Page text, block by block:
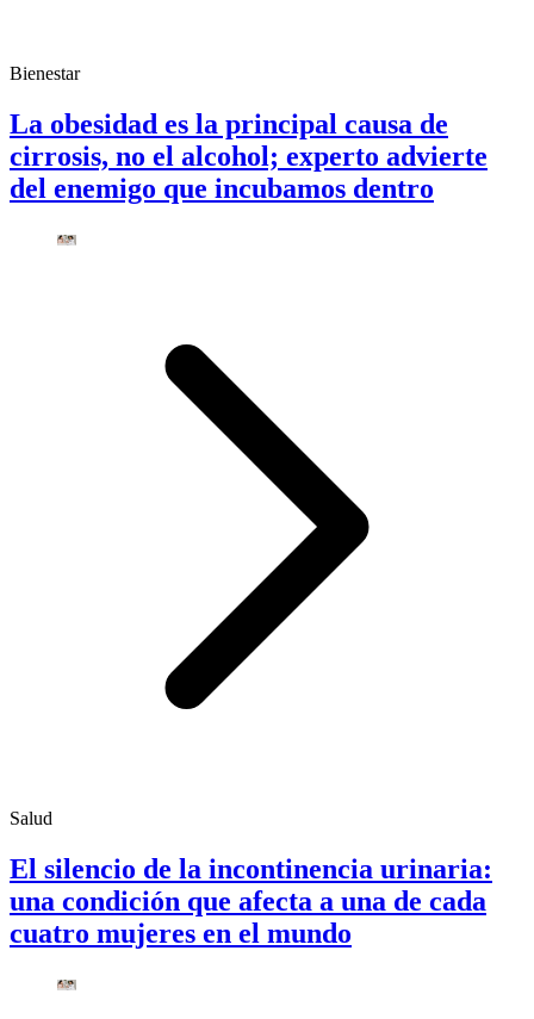
Bienestar
La obesidad es la principal causa de
cirrosis, no el alcohol; experto advierte
del enemigo que incubamos dentro
Salud
El silencio de la incontinencia urinaria:
una condición que afecta a una de cada
cuatro mujeres en el mundo